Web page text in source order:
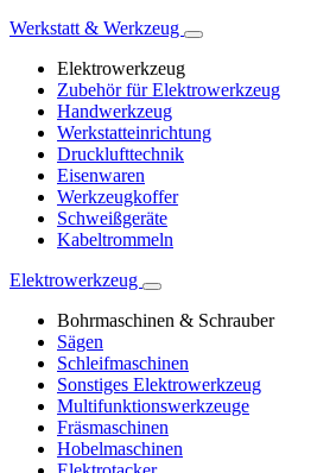
Werkstatt & Werkzeug
Elektrowerkzeug
Zubehör für Elektrowerkzeug
Handwerkzeug
Werkstatteinrichtung
Drucklufttechnik
Eisenwaren
Werkzeugkoffer
Schweißgeräte
Kabeltrommeln
Elektrowerkzeug
Bohrmaschinen & Schrauber
Sägen
Schleifmaschinen
Sonstiges Elektrowerkzeug
Multifunktionswerkzeuge
Fräsmaschinen
Hobelmaschinen